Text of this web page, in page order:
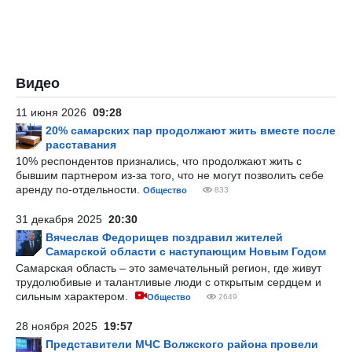
Видео
11 июня 2026 09:28
20% самарских пар продолжают жить вместе после
расставания
10% респондентов признались, что продолжают жить с
бывшим партнером из-за того, что не могут позволить себе
аренду по-отдельности.
Общество 833
31 декабря 2025 20:30
Вячеслав Федорищев поздравил жителей
Самарской области с наступающим Новым Годом
Самарская область – это замечательный регион, где живут
трудолюбивые и талантливые люди с открытым сердцем и
сильным характером.
Общество 2649
28 ноября 2025 19:57
Представители МЧС Волжского района провели